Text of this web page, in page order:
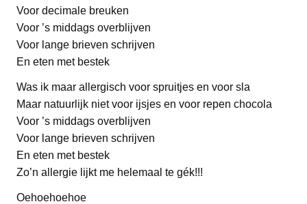
Voor decimale breuken
Voor ’s middags overblijven
Voor lange brieven schrijven
En eten met bestek
Was ik maar allergisch voor spruitjes en voor sla
Maar natuurlijk niet voor ijsjes en voor repen chocola
Voor ’s middags overblijven
Voor lange brieven schrijven
En eten met bestek
Zo’n allergie lijkt me helemaal te gék!!!
Oehoehoehoe